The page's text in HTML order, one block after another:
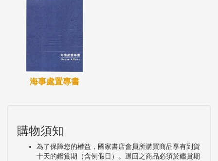
海事處置專書
購物須知
為了保障您的權益，國家書店會員所購買商品享有到貨
十天的鑑賞期（含例假日）。退回之商品必須於鑑賞期